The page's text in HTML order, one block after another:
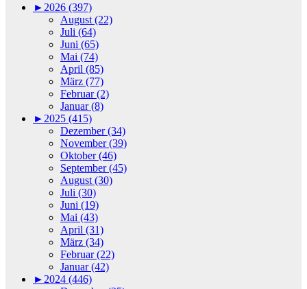
► 2026 (397)
August (22)
Juli (64)
Juni (65)
Mai (74)
April (85)
März (77)
Februar (2)
Januar (8)
► 2025 (415)
Dezember (34)
November (39)
Oktober (46)
September (45)
August (30)
Juli (30)
Juni (19)
Mai (43)
April (31)
März (34)
Februar (22)
Januar (42)
► 2024 (446)